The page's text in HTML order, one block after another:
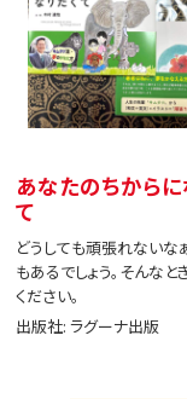
あなたのちからに
て
どうしても頑張れないな
もあるでしょう。そんなと
ください。
出版社: ラグーナ出版